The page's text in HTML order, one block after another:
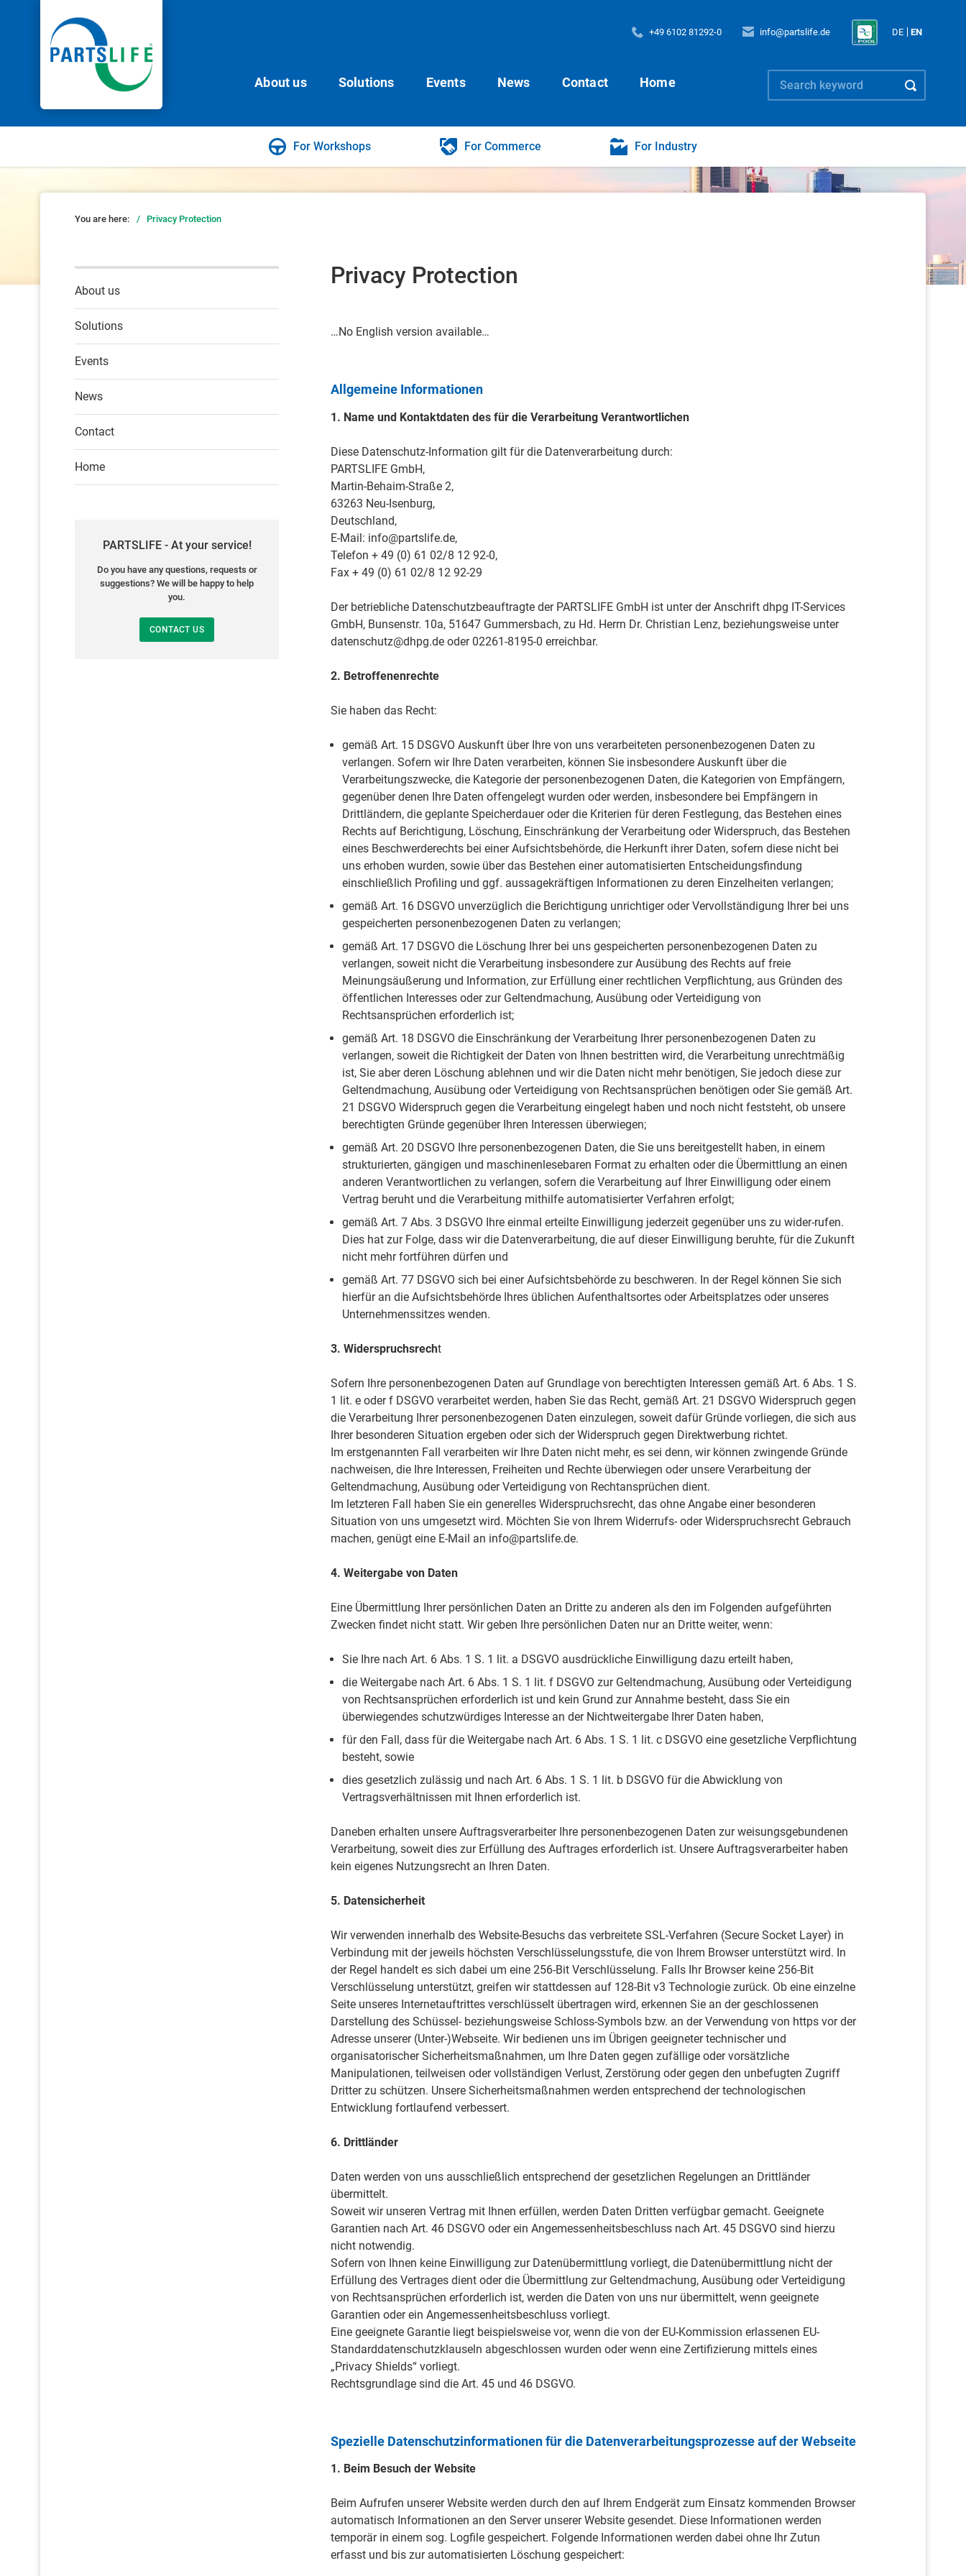
+49 6102 81292-0 info@partslife.de DE EN
About us Solutions Events News Contact Home
For Workshops For Commerce For Industry
You are here: / Privacy Protection
Privacy Protection
…No English version available…
Allgemeine Informationen
1. Name und Kontaktdaten des für die Verarbeitung Verantwortlichen
Diese Datenschutz-Information gilt für die Datenverarbeitung durch:
PARTSLIFE GmbH,
Martin-Behaim-Straße 2,
63263 Neu-Isenburg,
Deutschland,
E-Mail: info@partslife.de,
Telefon + 49 (0) 61 02/8 12 92-0,
Fax + 49 (0) 61 02/8 12 92-29
Der betriebliche Datenschutzbeauftragte der PARTSLIFE GmbH ist unter der Anschrift dhpg IT-Services
GmbH, Bunsenstr. 10a, 51647 Gummersbach, zu Hd. Herrn Dr. Christian Lenz, beziehungsweise unter
datenschutz@dhpg.de oder 02261-8195-0 erreichbar.
2. Betroffenenrechte
Sie haben das Recht:
gemäß Art. 15 DSGVO Auskunft über Ihre von uns verarbeiteten personenbezogenen Daten zu
verlangen. Sofern wir Ihre Daten verarbeiten, können Sie insbesondere Auskunft über die
Verarbeitungszwecke, die Kategorie der personenbezogenen Daten, die Kategorien von Empfängern,
gegenüber denen Ihre Daten offengelegt wurden oder werden, insbesondere bei Empfängern in
Drittländern, die geplante Speicherdauer oder die Kriterien für deren Festlegung, das Bestehen eines
Rechts auf Berichtigung, Löschung, Einschränkung der Verarbeitung oder Widerspruch, das Bestehen
eines Beschwerderechts bei einer Aufsichtsbehörde, die Herkunft ihrer Daten, sofern diese nicht bei
uns erhoben wurden, sowie über das Bestehen einer automatisierten Entscheidungsfindung
einschließlich Profiling und ggf. aussagekräftigen Informationen zu deren Einzelheiten verlangen;
gemäß Art. 16 DSGVO unverzüglich die Berichtigung unrichtiger oder Vervollständigung Ihrer bei uns
gespeicherten personenbezogenen Daten zu verlangen;
gemäß Art. 17 DSGVO die Löschung Ihrer bei uns gespeicherten personenbezogenen Daten zu
verlangen, soweit nicht die Verarbeitung insbesondere zur Ausübung des Rechts auf freie
Meinungsäußerung und Information, zur Erfüllung einer rechtlichen Verpflichtung, aus Gründen des
öffentlichen Interesses oder zur Geltendmachung, Ausübung oder Verteidigung von
Rechtsansprüchen erforderlich ist;
gemäß Art. 18 DSGVO die Einschränkung der Verarbeitung Ihrer personenbezogenen Daten zu
verlangen, soweit die Richtigkeit der Daten von Ihnen bestritten wird, die Verarbeitung unrechtmäßig
ist, Sie aber deren Löschung ablehnen und wir die Daten nicht mehr benötigen, Sie jedoch diese zur
Geltendmachung, Ausübung oder Verteidigung von Rechtsansprüchen benötigen oder Sie gemäß Art.
21 DSGVO Widerspruch gegen die Verarbeitung eingelegt haben und noch nicht feststeht, ob unsere
berechtigten Gründe gegenüber Ihren Interessen überwiegen;
gemäß Art. 20 DSGVO Ihre personenbezogenen Daten, die Sie uns bereitgestellt haben, in einem
strukturierten, gängigen und maschinenlesebaren Format zu erhalten oder die Übermittlung an einen
anderen Verantwortlichen zu verlangen, sofern die Verarbeitung auf Ihrer Einwilligung oder einem
Vertrag beruht und die Verarbeitung mithilfe automatisierter Verfahren erfolgt;
gemäß Art. 7 Abs. 3 DSGVO Ihre einmal erteilte Einwilligung jederzeit gegenüber uns zu wider-rufen.
Dies hat zur Folge, dass wir die Datenverarbeitung, die auf dieser Einwilligung beruhte, für die Zukunft
nicht mehr fortführen dürfen und
gemäß Art. 77 DSGVO sich bei einer Aufsichtsbehörde zu beschweren. In der Regel können Sie sich
hierfür an die Aufsichtsbehörde Ihres üblichen Aufenthaltsortes oder Arbeitsplatzes oder unseres
Unternehmenssitzes wenden.
3. Widerspruchsrecht
Sofern Ihre personenbezogenen Daten auf Grundlage von berechtigten Interessen gemäß Art. 6 Abs. 1 S.
1 lit. e oder f DSGVO verarbeitet werden, haben Sie das Recht, gemäß Art. 21 DSGVO Widerspruch gegen
die Verarbeitung Ihrer personenbezogenen Daten einzulegen, soweit dafür Gründe vorliegen, die sich aus
Ihrer besonderen Situation ergeben oder sich der Widerspruch gegen Direktwerbung richtet.
Im erstgenannten Fall verarbeiten wir Ihre Daten nicht mehr, es sei denn, wir können zwingende Gründe
nachweisen, die Ihre Interessen, Freiheiten und Rechte überwiegen oder unsere Verarbeitung der
Geltendmachung, Ausübung oder Verteidigung von Rechtansprüchen dient.
Im letzteren Fall haben Sie ein generelles Widerspruchsrecht, das ohne Angabe einer besonderen
Situation von uns umgesetzt wird. Möchten Sie von Ihrem Widerrufs- oder Widerspruchsrecht Gebrauch
machen, genügt eine E-Mail an info@partslife.de.
4. Weitergabe von Daten
Eine Übermittlung Ihrer persönlichen Daten an Dritte zu anderen als den im Folgenden aufgeführten
Zwecken findet nicht statt. Wir geben Ihre persönlichen Daten nur an Dritte weiter, wenn:
Sie Ihre nach Art. 6 Abs. 1 S. 1 lit. a DSGVO ausdrückliche Einwilligung dazu erteilt haben,
die Weitergabe nach Art. 6 Abs. 1 S. 1 lit. f DSGVO zur Geltendmachung, Ausübung oder Verteidigung
von Rechtsansprüchen erforderlich ist und kein Grund zur Annahme besteht, dass Sie ein
überwiegendes schutzwürdiges Interesse an der Nichtweitergabe Ihrer Daten haben,
für den Fall, dass für die Weitergabe nach Art. 6 Abs. 1 S. 1 lit. c DSGVO eine gesetzliche Verpflichtung
besteht, sowie
dies gesetzlich zulässig und nach Art. 6 Abs. 1 S. 1 lit. b DSGVO für die Abwicklung von
Vertragsverhältnissen mit Ihnen erforderlich ist.
Daneben erhalten unsere Auftragsverarbeiter Ihre personenbezogenen Daten zur weisungsgebundenen
Verarbeitung, soweit dies zur Erfüllung des Auftrages erforderlich ist. Unsere Auftragsverarbeiter haben
kein eigenes Nutzungsrecht an Ihren Daten.
5. Datensicherheit
Wir verwenden innerhalb des Website-Besuchs das verbreitete SSL-Verfahren (Secure Socket Layer) in
Verbindung mit der jeweils höchsten Verschlüsselungsstufe, die von Ihrem Browser unterstützt wird. In
der Regel handelt es sich dabei um eine 256-Bit Verschlüsselung. Falls Ihr Browser keine 256-Bit
Verschlüsselung unterstützt, greifen wir stattdessen auf 128-Bit v3 Technologie zurück. Ob eine einzelne
Seite unseres Internetauftrittes verschlüsselt übertragen wird, erkennen Sie an der geschlossenen
Darstellung des Schüssel- beziehungsweise Schloss-Symbols bzw. an der Verwendung von https vor der
Adresse unserer (Unter-)Webseite. Wir bedienen uns im Übrigen geeigneter technischer und
organisatorischer Sicherheitsmaßnahmen, um Ihre Daten gegen zufällige oder vorsätzliche
Manipulationen, teilweisen oder vollständigen Verlust, Zerstörung oder gegen den unbefugten Zugriff
Dritter zu schützen. Unsere Sicherheitsmaßnahmen werden entsprechend der technologischen
Entwicklung fortlaufend verbessert.
6. Drittländer
Daten werden von uns ausschließlich entsprechend der gesetzlichen Regelungen an Drittländer
übermittelt.
Soweit wir unseren Vertrag mit Ihnen erfüllen, werden Daten Dritten verfügbar gemacht. Geeignete
Garantien nach Art. 46 DSGVO oder ein Angemessenheitsbeschluss nach Art. 45 DSGVO sind hierzu
nicht notwendig.
Sofern von Ihnen keine Einwilligung zur Datenübermittlung vorliegt, die Datenübermittlung nicht der
Erfüllung des Vertrages dient oder die Übermittlung zur Geltendmachung, Ausübung oder Verteidigung
von Rechtsansprüchen erforderlich ist, werden die Daten von uns nur übermittelt, wenn geeignete
Garantien oder ein Angemessenheitsbeschluss vorliegt.
Eine geeignete Garantie liegt beispielsweise vor, wenn die von der EU-Kommission erlassenen EU-
Standarddatenschutzklauseln abgeschlossen wurden oder wenn eine Zertifizierung mittels eines
„Privacy Shields“ vorliegt.
Rechtsgrundlage sind die Art. 45 und 46 DSGVO.
Spezielle Datenschutzinformationen für die Datenverarbeitungsprozesse auf der Webseite
1. Beim Besuch der Website
Beim Aufrufen unserer Website werden durch den auf Ihrem Endgerät zum Einsatz kommenden Browser
automatisch Informationen an den Server unserer Website gesendet. Diese Informationen werden
temporär in einem sog. Logfile gespeichert. Folgende Informationen werden dabei ohne Ihr Zutun
erfasst und bis zur automatisierten Löschung gespeichert:
About us
Solutions
Events
News
Contact
Home
PARTSLIFE - At your service!
Do you have any questions, requests or
suggestions? We will be happy to help
you.
CONTACT US